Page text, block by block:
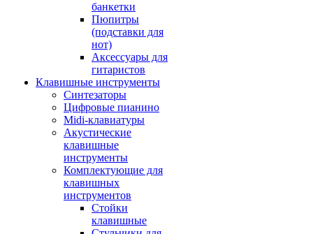
банкетки
Пюпитры
(подставки для
нот)
Аксессуары для
гитаристов
Клавишные инструменты
Синтезаторы
Цифровые пианино
Midi-клавиатуры
Акустические
клавишные
инструменты
Комплектующие для
клавишных
инструментов
Стойки
клавишные